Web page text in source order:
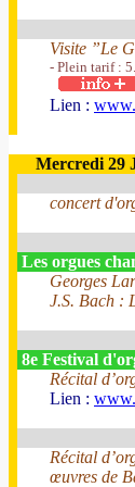
Visite ”Le
- Plein tarif :
Lien :
Mercredi 29
concert
Les orgues
Georges
J.S. Bach :
8e Festival
Récital
Lien :
Récital
œuvres de